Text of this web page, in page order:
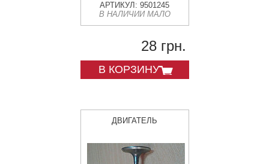
АРТИКУЛ: 9501245
В НАЛИЧИИ МАЛО
28 грн.
В КОРЗИНУ
ДВИГАТЕЛЬ